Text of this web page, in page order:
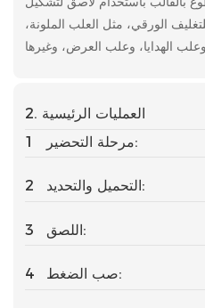
الورقي، مثل العلب الملونة،
2. العمليات الرئيسية
1
مرحلة التحضير:
2 التحميل والتحديد:
3 اللصق:
4 صب الضغط: